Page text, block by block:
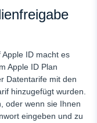
ID macht es
Apple ID Plan
Datentarife mit den
hinzugefügt wurden.
oder wenn sie Ihnen
eingeben und zu